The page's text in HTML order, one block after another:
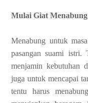
Mulai Giat
Menabung untuk
pasangan suami istri.
menjamin kebutuhan
juga untuk mencapai
tentu harus